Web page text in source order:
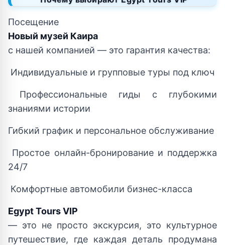
Посещение
Новый музей Каира
с нашей компанией — это гарантия качества:
Индивидуальные и групповые туры под ключ
Профессиональные гиды с глубокими
знаниями истории
Гибкий график и персональное обслуживание
Простое онлайн-бронирование и поддержка
24/7
Комфортные автомобили бизнес-класса
Egypt Tours VIP
— это не просто экскурсия, это культурное
путешествие, где каждая деталь продумана